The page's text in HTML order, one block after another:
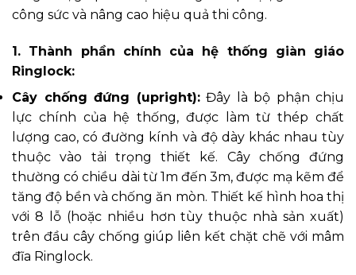
công sức và nâng cao hiệu quả thi công.
1. Thành phần chính của hệ thống giàn giáo
Ringlock:
Cây chống đứng (upright):Đây là bộ phận chịu
lực chính của hệ thống, được làm từ thép chất
lượng cao, có đường kính và độ dày khác nhau tùy
thuộc vào tải trọng thiết kế. Cây chống đứng
thường có chiều dài từ 1m đến 3m, được mạ kẽm để
tăng độ bền và chống ăn mòn. Thiết kế hình hoa thị
với 8 lỗ (hoặc nhiều hơn tùy thuộc nhà sản xuất)
trên đầu cây chống giúp liên kết chặt chẽ với mâm
đĩa Ringlock.